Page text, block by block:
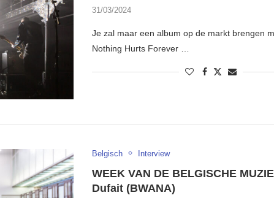
31/03/2024
Je zal maar een album op de markt brengen
Nothing Hurts Forever …
Belgisch Interview
WEEK VAN DE BELGISCHE
Dufait (BWANA)